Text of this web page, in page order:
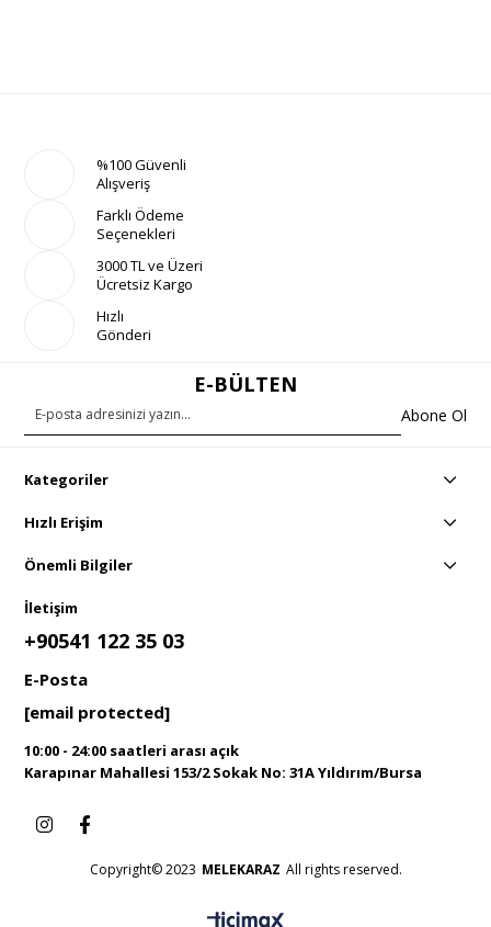
%100 Güvenli
Alışveriş
Farklı Ödeme
Seçenekleri
3000 TL ve Üzeri
Ücretsiz Kargo
Hızlı
Gönderi
E-BÜLTEN
Abone Ol
Kategoriler
Hızlı Erişim
Önemli Bilgiler
İletişim
+90541 122 35 03
E-Posta
[email protected]
10:00 - 24:00 saatleri arası açık
Karapınar Mahallesi 153/2 Sokak No: 31A Yıldırım/Bursa
Copyright© 2023 MELEKARAZ All rights reserved.